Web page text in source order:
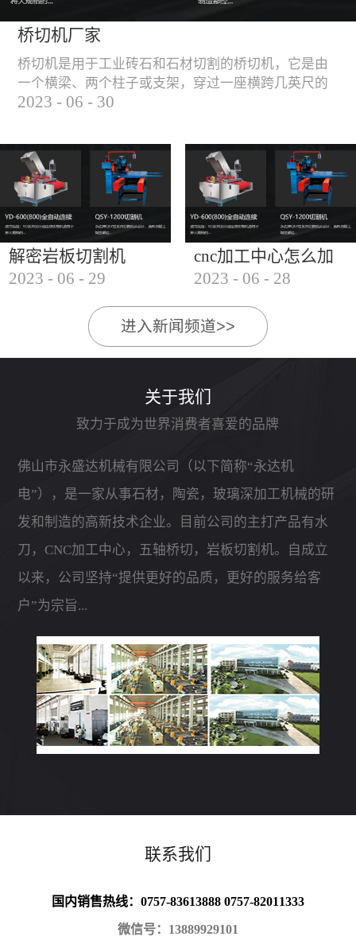
板，操作快速、简便。
桥切机厂家
桥切机是用于工业砖石和石材切割的桥切机，它是由
一个横梁、两个柱子或支架，穿过一座横跨几英尺的
桥而构成，因其形状而得名。随着石材和工业砖石的
是用于实现快速切割大型石材和工业砖石的机器，具
有高效、节能、环保等优点，是现代建筑行业必不可
少的设备之一。但是，如何选择合适的桥切机厂家也
是很多消费者不得不面对的问题。选择一个靠谱的桥
切机厂家，是保证桥切机使用效果和...
2023 - 06 - 30
解密岩板切割机
2023 - 06 - 29
cnc加工中心怎么加
工石材
2023 - 06 - 28
进入新闻频道>>
关于我们
致力于成为世界消费者喜爱的品牌
佛山市永盛达机械有限公司（以下简称“永达机
电”），是一家从事石材，陶瓷，玻璃深加工机械的研
发和制造的高新技术企业。目前公司的主打产品有水
刀，CNC加工中心，五轴桥切，岩板切割机。自成立
以来，公司坚持“提供更好的品质，更好的服务给客
户”为宗旨...
联系我们
国内销售热线：0757-83613888 0757-82011333
微信号：13889929101